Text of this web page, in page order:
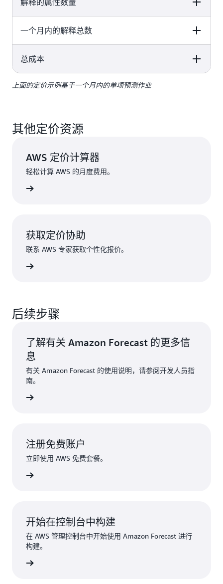
解释的属性数量
100 customer time series / 50 time series maximum per
一个月内的解释总数
100 customer time series / 50 time series maximum per
总成本
100 customer time series / 50 time series maximum per
2 美元/1000 个解释 x 8000 个解释 = 16 美元
上面的定价示例基于一个月内的单项预测作业
其他定价资源
AWS 定价计算器
轻松计算 AWS 的月度费用。
获取定价协助
联系 AWS 专家获取个性化报价。
后续步骤
了解有关 Amazon Forecast 的更多信
息
有关 Amazon Forecast 的使用说明，请参阅开发人员指
南。
注册免费账户
立即使用 AWS 免费套餐。
开始在控制台中构建
在 AWS 管理控制台中开始使用 Amazon Forecast 进行
构建。